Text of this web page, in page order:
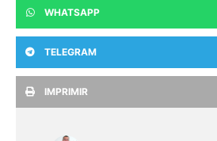
WHATSAPP
TELEGRAM
IMPRIMIR